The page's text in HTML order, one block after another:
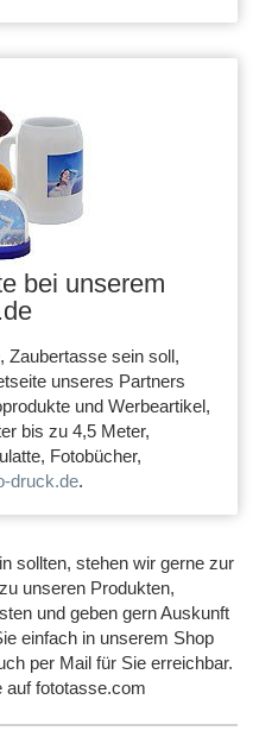
bei unserem
Zaubertasse sein soll,
unseres Partners
und Werbeartikel,
bis zu 4,5 Meter,
Fotobücher,
druck.de.
sollten, stehen wir gerne zur
unseren Produkten,
und geben gern Auskunft
einfach in unserem Shop
per Mail für Sie erreichbar.
auf fototasse.com